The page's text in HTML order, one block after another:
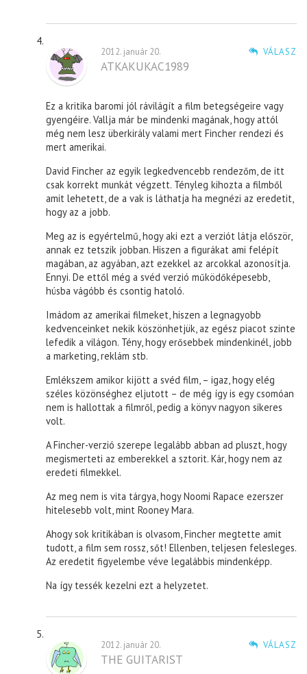
VÁLASZ
2012. január 20.
ATKAKUKAC1989
Ez a kritika baromi jól rávilágít a film betegségeire vagy
gyengéire. Vallja már be mindenki magának, hogy attól
még nem lesz überkirály valami mert Fincher rendezi és
mert amerikai.
David Fincher az egyik legkedvencebb rendezőm, de itt
csak korrekt munkát végzett. Tényleg kihozta a filmből
amit lehetett, de a vak is láthatja ha megnézi az eredetit,
hogy az a jobb.
Meg az is egyértelmű, hogy aki ezt a verziót látja először,
annak ez tetszik jobban. Hiszen a figurákat ami felépít
magában, az agyában, azt ezekkel az arcokkal azonosítja.
Ennyi. De ettől még a svéd verzió működőképesebb,
húsba vágóbb és csontig hatoló.
Imádom az amerikai filmeket, hiszen a legnagyobb
kedvenceinket nekik köszönhetjük, az egész piacot szinte
lefedik a világon. Tény, hogy erősebbek mindenkinél, jobb
a marketing, reklám stb.
Emlékszem amikor kijött a svéd film, – igaz, hogy elég
széles közönséghez eljutott – de még így is egy csomóan
nem is hallottak a filmről, pedig a könyv nagyon sikeres
volt.
A Fincher-verzió szerepe legalább abban ad pluszt, hogy
megismerteti az emberekkel a sztorit. Kár, hogy nem az
eredeti filmekkel.
Az meg nem is vita tárgya, hogy Noomi Rapace ezerszer
hitelesebb volt, mint Rooney Mara.
Ahogy sok kritikában is olvasom, Fincher megtette amit
tudott, a film sem rossz, sőt! Ellenben, teljesen felesleges.
Az eredetit figyelembe véve legalábbis mindenképp.
Na így tessék kezelni ezt a helyzetet.
VÁLASZ
2012. január 20.
THE GUITARIST